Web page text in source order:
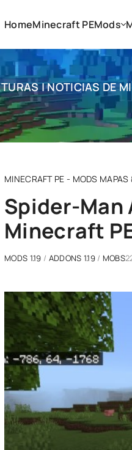
HomeMinecraft PEMods
| NOTICIAS DE
MINECRAFT PE - MODS MAPAS
Spider-Man
Minecraft
MODS 1.19 / ADDONS 1.19/ MOBS